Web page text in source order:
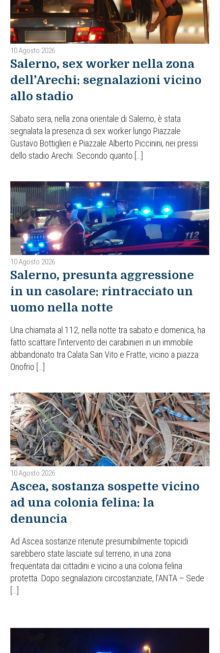
10 Agosto 2026
Salerno, sex worker nella zona
dell’Arechi: segnalazioni vicino
allo stadio
Sabato sera, nella zona orientale di Salerno, è stata
segnalata la presenza di sex worker lungo Piazzale
Gustavo Bottiglieri e Piazzale Alberto Piccinini, nei pressi
dello stadio Arechi. Secondo quanto […]
10 Agosto 2026
Salerno, presunta aggressione
in un casolare: rintracciato un
uomo nella notte
Una chiamata al 112, nella notte tra sabato e domenica, ha
fatto scattare l’intervento dei carabinieri in un immobile
abbandonato tra Calata San Vito e Fratte, vicino a piazza
Onofrio […]
10 Agosto 2026
Ascea, sostanza sospette vicino
ad una colonia felina: la
denuncia
Ad Ascea sostanze ritenute presumibilmente topicidi
sarebbero state lasciate sul terreno, in una zona
frequentata dai cittadini e vicino a una colonia felina
protetta. Dopo segnalazioni circostanziate, l’ANTA – Sede
[…]